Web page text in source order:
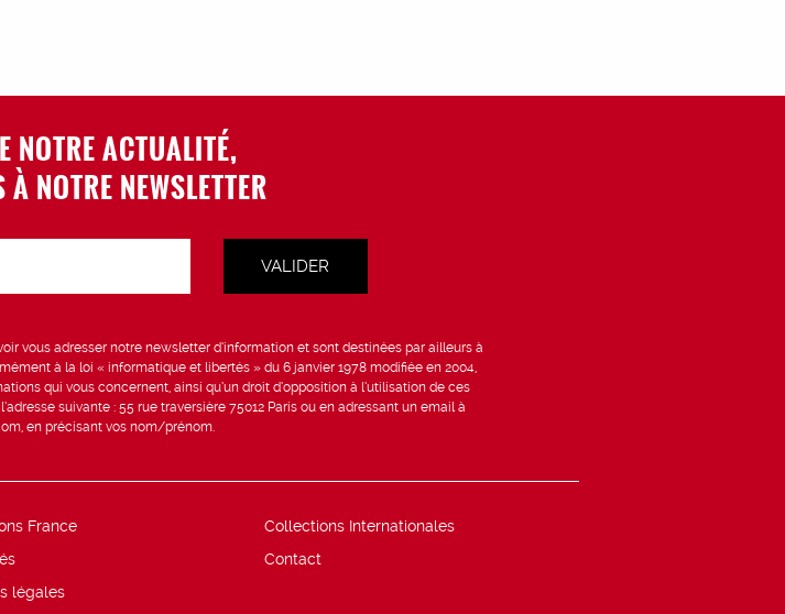
NOTRE ACTUALITÉ,
NOTRE NEWSLETTER
vous adresser notre newsletter d’information et sont destinées par ailleurs à
à la loi « informatique et libertés » du 6 janvier 1978 modifiée en 2004,
qui vous concernent, ainsi qu’un droit d’opposition à l’utilisation de ces
suivante : 55 rue traversière 75012 Paris ou en adressant un email à
en précisant vos nom/prénom.
France
Collections Internationales
Contact
légales